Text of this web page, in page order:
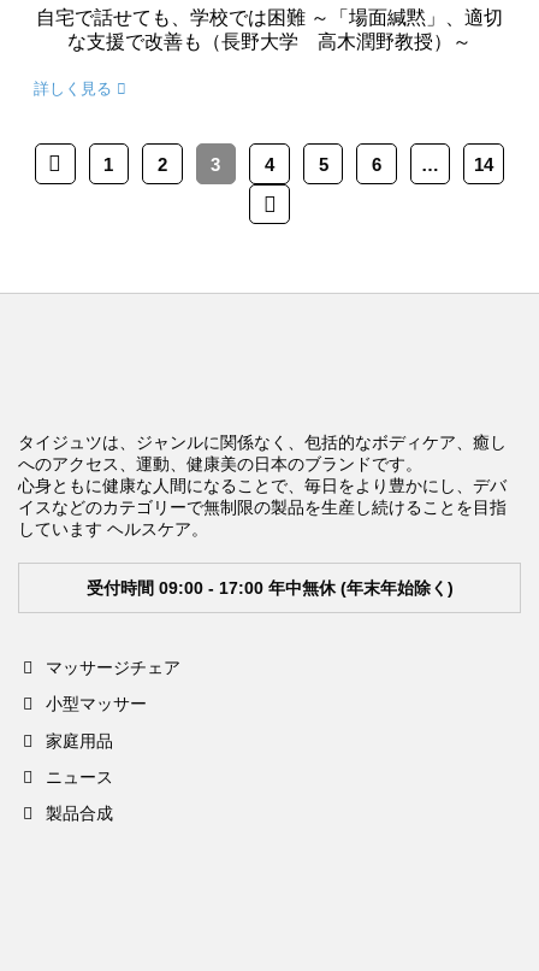
自宅で話せても、学校では困難 ～「場面緘黙」、適切
な支援で改善も（長野大学 高木潤野教授）～
詳しく見る
1 2 3 4 5 6 … 14
タイジュツは、ジャンルに関係なく、包括的なボディケア、癒し
へのアクセス、運動、健康美の日本のブランドです。
心身ともに健康な人間になることで、毎日をより豊かにし、デバ
イスなどのカテゴリーで無制限の製品を生産し続けることを目指
しています ヘルスケア。
受付時間 09:00 - 17:00 年中無休 (年末年始除く)
マッサージチェア
小型マッサー
家庭用品
ニュース
製品合成